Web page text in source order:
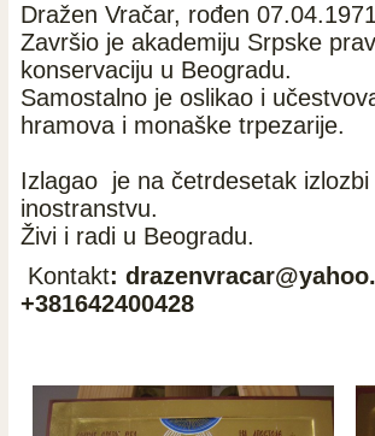
Dražen Vračar, rođen
Završio je akademiju Srpske
konservaciju u Beogradu.
Samostalno je oslikao i
hramova i monaške trpezarije.
Izlagao je na četrdesetak izlozbi
inostranstvu.
Živi i radi u Beogradu.
Kontakt:
+381642400428